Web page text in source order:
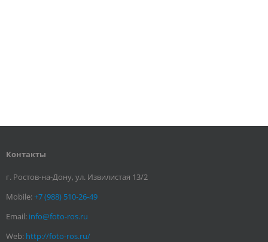
Контакты
г. Ростов-на-Дону, ул. Извилистая 13/2
Mobile:+7 (988) 510-26-49
Email: info@foto-ros.ru
Web: http://foto-ros.ru/